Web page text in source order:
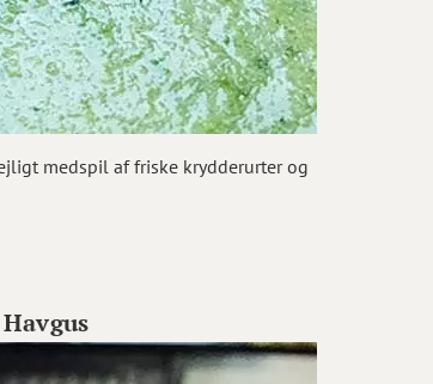
medspil af friske krydderurter og